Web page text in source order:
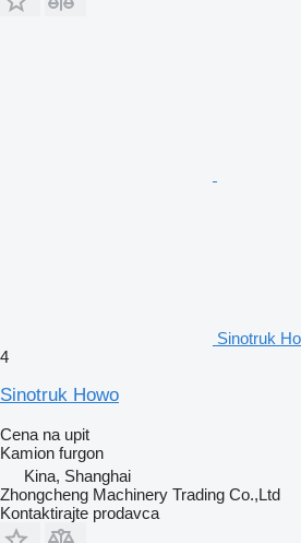
Sinotruk
4
Sinotruk Howo
Cena na upit
Kamion furgon
Kina, Shanghai
Zhongcheng Machinery Trading Co.,Ltd
Kontaktirajte prodavca